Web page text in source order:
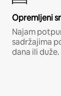
Opremljeni
Najam
sadržajima
dana ili